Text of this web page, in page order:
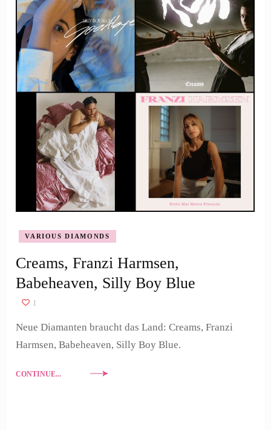
VARIOUS DIAMONDS
Creams, Franzi Harmsen,
Babeheaven, Silly Boy Blue
1
Neue Diamanten braucht das Land: Creams, Franzi
Harmsen, Babeheaven, Silly Boy Blue.
CONTINUE...